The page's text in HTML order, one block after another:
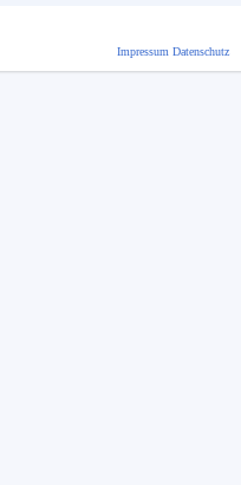
Impressum Datenschutz